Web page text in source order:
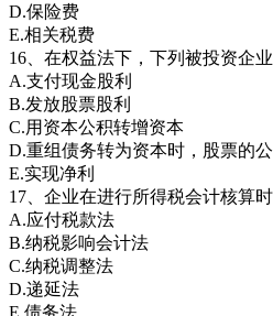
D.保险费
E.相关税费
16、在权益法下，下列被投资企
A.支付现金股利
B.发放股票股利
C.用资本公积转增资本
D.重组债务转为资本时，股票的
E.实现净利
17、企业在进行所得税会计核
A.应付税款法
B.纳税影响会计法
C.纳税调整法
D.递延法
E.债务法